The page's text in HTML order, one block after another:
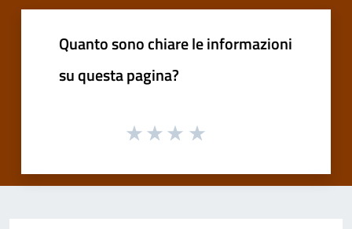
Quanto sono chiare le informazioni
su questa pagina?